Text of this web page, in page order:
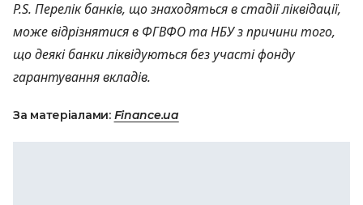
P.S. Перелік банків, що знаходяться в стадії ліквідації,
може відрізнятися в ФГВФОтаНБУз причини того,
що деякі банки ліквідуються без участі фонду
гарантування вкладів.
За матеріалами: Finance.ua